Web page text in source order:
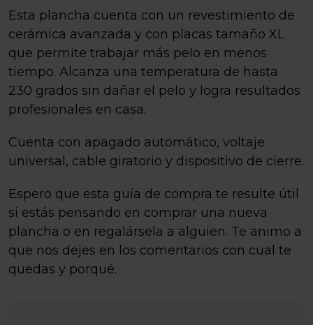
Esta plancha cuenta con un revestimiento de
cerámica avanzada y con placas tamaño XL
que permite trabajar más pelo en menos
tiempo. Alcanza una temperatura de hasta
230 grados sin dañar el pelo y logra resultados
profesionales en casa.
Cuenta con apagado automático, voltaje
universal, cable giratorio y dispositivo de cierre.
Espero que esta guía de compra te resulte útil
si estás pensando en comprar una nueva
plancha o en regalársela a alguien. Te animo a
que nos dejes en los comentarios con cual te
quedas y porqué.